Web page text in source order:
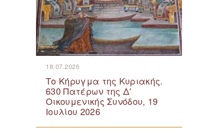
18.07.2026
Το Κήρυγμα της Κυριακής.
630 Πατέρων της Δ'
Οικουμενικής Συνόδου, 19
Ιουλίου 2026